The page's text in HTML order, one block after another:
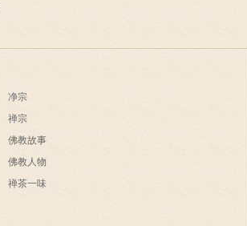
净宗
禅宗
佛教故事
佛教人物
禅茶一味